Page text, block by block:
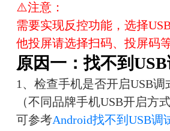
⚠️注意：
需要实现反控功能，选择
他投屏请选择扫码、投屏码
原因一：找不到
1、检查手机是否开启USB调
（不同品牌手机USB开启方
可参考Android找不到USB调